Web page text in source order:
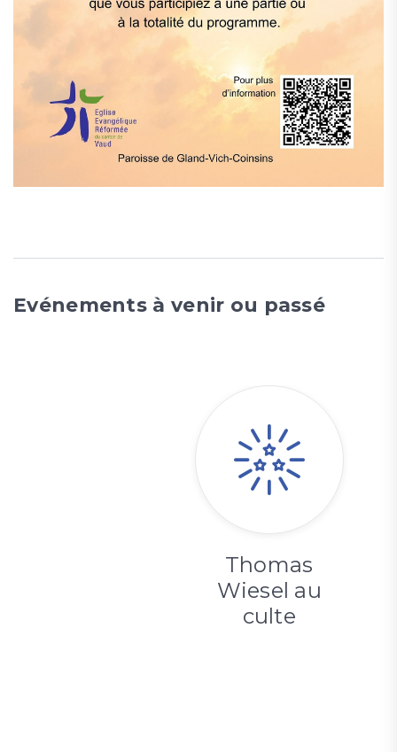
Evénements à venir ou passé
Thomas
Wiesel au
culte